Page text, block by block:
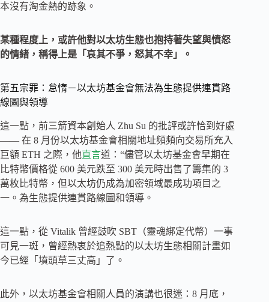
本沒有淘金熱的跡象。
某種程度上，或許他對以太坊生態也抱持著失望與憤怒
的情緒，稱得上是「哀其不爭，怒其不幸」。
第五宗罪：怠惰－以太坊基金會無法為生態提供連貫路
線圖與領導
這一點，前三箭資本創始人 Zhu Su 的批評或許恰到好處
—— 在 8 月份以太坊基金會相關地址頻頻向交易所充入
巨額 ETH 之際，他直言道：“儘管以太坊基金會早期在
比特幣價格從 600 美元跌至 300 美元時出售了籌集的 3
萬枚比特幣，但以太坊仍成為加密領域最成功項目之
一。為生態提供連貫路線圖和領導。
這一點，從 Vitalik 曾經鼓吹 SBT（靈魂綁定代幣）一事
可見一斑，曾經熱衷於追熱點的以太坊生態相關計畫如
今已經「墳頭草三丈高」了。
此外，以太坊基金會相關人員的演講也很迷：8 月底，